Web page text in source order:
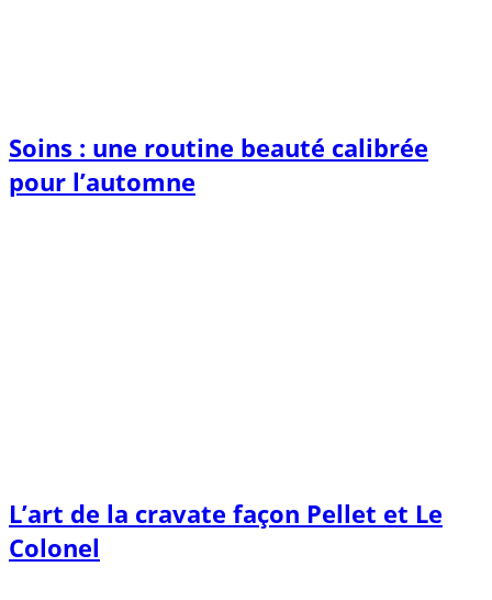
Soins : une routine beauté calibrée
pour l’automne
L’art de la cravate façon Pellet et Le
Colonel